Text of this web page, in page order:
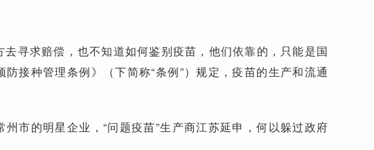
寻求赔偿，也不知道如何鉴别疫苗，他们依靠的，只能是国
接种管理条例》（下简称“条例”）规定，疫苗的生产和流通
市的明星企业，“问题疫苗”生产商江苏延申，何以躲过政府